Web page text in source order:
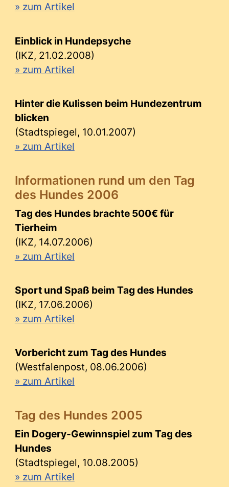
» zum Artikel
Einblick in Hundepsyche
(IKZ, 21.02.2008)
» zum Artikel
Hinter die Kulissen beim Hundezentrum
blicken
(Stadtspiegel, 10.01.2007)
» zum Artikel
Informationen rund um den Tag
des Hundes 2006
Tag des Hundes brachte 500€ für
Tierheim
(IKZ, 14.07.2006)
» zum Artikel
Sport und Spaß beim Tag des Hundes
(IKZ, 17.06.2006)
» zum Artikel
Vorbericht zum Tag des Hundes
(Westfalenpost, 08.06.2006)
» zum Artikel
Tag des Hundes 2005
Ein Dogery-Gewinnspiel zum Tag des
Hundes
(Stadtspiegel, 10.08.2005)
» zum Artikel